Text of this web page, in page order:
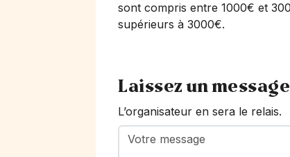
sont compris entre 1000€ et
supérieurs à 3000€.
Laissez un message
L’organisateur en sera le relais.